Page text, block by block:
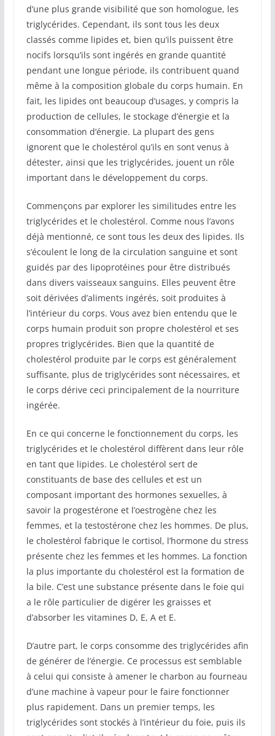
d’une plus grande visibilité que son homologue, les
triglycérides. Cependant, ils sont tous les deux
classés comme lipides et, bien qu’ils puissent être
nocifs lorsqu’ils sont ingérés en grande quantité
pendant une longue période, ils contribuent quand
même à la composition globale du corps humain. En
fait, les lipides ont beaucoup d’usages, y compris la
production de cellules, le stockage d’énergie et la
consommation d’énergie. La plupart des gens
ignorent que le cholestérol qu’ils en sont venus à
détester, ainsi que les triglycérides, jouent un rôle
important dans le développement du corps.
Commençons par explorer les similitudes entre les
triglycérides et le cholestérol. Comme nous l’avons
déjà mentionné, ce sont tous les deux des lipides. Ils
s’écoulent le long de la circulation sanguine et sont
guidés par des lipoprotéines pour être distribués
dans divers vaisseaux sanguins. Elles peuvent être
soit dérivées d’aliments ingérés, soit produites à
l’intérieur du corps. Vous avez bien entendu que le
corps humain produit son propre cholestérol et ses
propres triglycérides. Bien que la quantité de
cholestérol produite par le corps est généralement
suffisante, plus de triglycérides sont nécessaires, et
le corps dérive ceci principalement de la nourriture
ingérée.
En ce qui concerne le fonctionnement du corps, les
triglycérides et le cholestérol diffèrent dans leur rôle
en tant que lipides. Le cholestérol sert de
constituants de base des cellules et est un
composant important des hormones sexuelles, à
savoir la progestérone et l’oestrogène chez les
femmes, et la testostérone chez les hommes. De plus,
le cholestérol fabrique le cortisol, l’hormone du stress
présente chez les femmes et les hommes. La fonction
la plus importante du cholestérol est la formation de
la bile. C’est une substance présente dans le foie qui
a le rôle particulier de digérer les graisses et
d’absorber les vitamines D, E, A et E.
D’autre part, le corps consomme des triglycérides afin
de générer de l’énergie. Ce processus est semblable
à celui qui consiste à amener le charbon au fourneau
d’une machine à vapeur pour le faire fonctionner
plus rapidement. Dans un premier temps, les
triglycérides sont stockés à l’intérieur du foie, puis ils